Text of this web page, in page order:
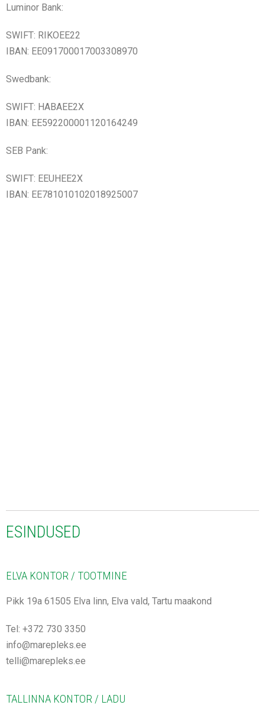
Luminor Bank:
SWIFT: RIKOEE22
IBAN: EE091700017003308970
Swedbank:
SWIFT: HABAEE2X
IBAN: EE592200001120164249
SEB Pank:
SWIFT: EEUHEE2X
IBAN: EE781010102018925007
ESINDUSED
ELVA KONTOR / TOOTMINE
Pikk 19a 61505 Elva linn, Elva vald, Tartu maakond
Tel: +372 730 3350
info@marepleks.ee
telli@marepleks.ee
TALLINNA KONTOR / LADU